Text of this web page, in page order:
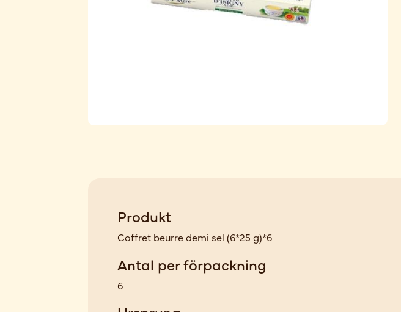
Produkt
Coffret beurre demi sel (6*25 g)*6
Antal per förpackning
6